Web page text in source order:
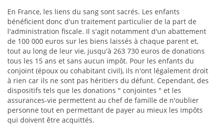
En France, les liens du sang sont sacrés. Les enfants
bénéficient donc d'un traitement particulier de la part de
l'administration fiscale. Il s'agit notamment d'un abattement
de 100 000 euros sur les biens laissés à chaque parent et,
tout au long de leur vie, jusqu'à 263 730 euros de donations
tous les 15 ans et sans aucun impôt. Pour les enfants du
conjoint (époux ou cohabitant civil), ils n'ont légalement droit
à rien car ils ne sont pas héritiers du défunt. Cependant, des
dispositifs tels que les donations " conjointes " et les
assurances-vie permettent au chef de famille de n'oublier
personne tout en permettant de payer au mieux les impôts
qui doivent être acquittés.